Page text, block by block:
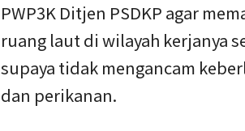
PWP3K Ditjen PSDKP agar
ruang laut di wilayah kerjanya
supaya tidak mengancam
dan perikanan.